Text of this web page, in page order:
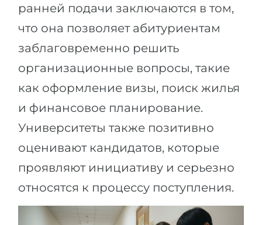
ранней подачи заключаются в том,
что она позволяет абитуриентам
заблаговременно решить
организационные вопросы, такие
как оформление визы, поиск жилья
и финансовое планирование.
Университеты также позитивно
оценивают кандидатов, которые
проявляют инициативу и серьезно
относятся к процессу поступления.